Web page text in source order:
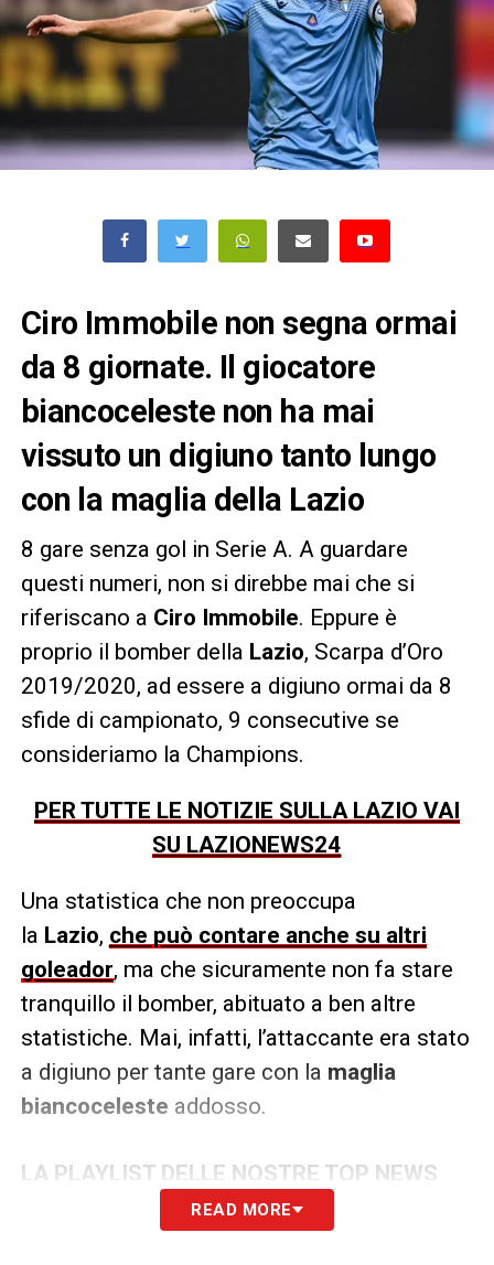
Ciro Immobile non segna ormai
da 8 giornate. Il giocatore
biancoceleste non ha mai
vissuto un digiuno tanto lungo
con la maglia della Lazio
8 gare senza gol in Serie A. A guardare
questi numeri, non si direbbe mai che si
riferiscano a Ciro Immobile. Eppure è
proprio il bomber della Lazio, Scarpa d’Oro
2019/2020, ad essere a digiuno ormai da 8
sfide di campionato, 9 consecutive se
consideriamo la Champions.
PER TUTTE LE NOTIZIE SULLA LAZIO VAI
SU LAZIONEWS24
Una statistica che non preoccupa
la Lazio, che può contare anche su altri
goleador, ma che sicuramente non fa stare
tranquillo il bomber, abituato a ben altre
statistiche. Mai, infatti, l’attaccante era stato
a digiuno per tante gare con la maglia
biancoceleste addosso.
LA PLAYLIST DELLE NOSTRE TOP NEWS
READ MORE